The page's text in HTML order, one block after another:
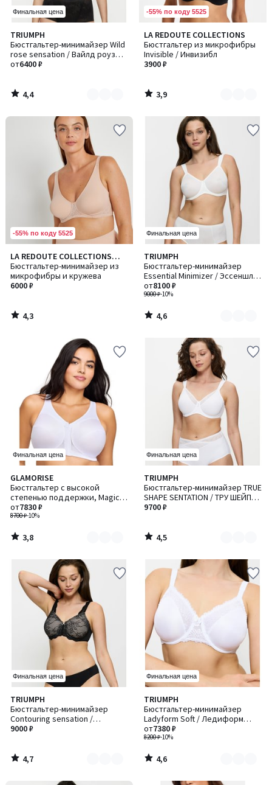
Финальная цена
TRIUMPH
Бюстгальтер-минимайзер Wild
rose sensation / Вайлд роуз
сенсейшн
от6400 ₽
4,4
/ 5
Количество
цветов:
4
4,4
/
-55% по коду 5525
LA REDOUTE COLLECTIONS
Бюстгальтер из микрофибры
Invisible / Инвизибл
3900 ₽
3,9
/ 5
Количество
цветов:
3
3,9
/
-55% по коду 5525
LA REDOUTE COLLECTIONS
PLUS
Бюстгальтер-минимайзер из
микрофибры и кружева
6000 ₽
4,3
/ 5
4,3
/
Финальная цена
TRIUMPH
Бюстгальтер-минимайзер
Essential Minimizer / Эссеншл
Минимайзер
9000 ₽-10%
от8100 ₽
4,6
/ 5
Количество
цветов:
3
4,6
/
Финальная цена
GLAMORISE
Бюстгальтер с высокой
степенью поддержки, Magic
Lift / Меджик Лифт
8700 ₽-10%
от7830 ₽
3,8
/ 5
Количество
цветов:
3
3,8
/
Финальная цена
TRIUMPH
Бюстгальтер-минимайзер TRUE
SHAPE SENTATION / ТРУ ШЕЙП
СЕНСЕЙШН
9700 ₽
4,5
/ 5
Количество
цветов:
3
4,5
/
Финальная цена
TRIUMPH
Бюстгальтер-минимайзер
Contouring sensation /
Контуринг Сенсейшн
9000 ₽
4,7
/ 5
Количество
цветов:
2
4,7
/
Финальная цена
TRIUMPH
Бюстгальтер-минимайзер
Ladyform Soft / Ледиформ
Софт
8200 ₽-10%
от7380 ₽
4,6
/ 5
Количество
цветов:
3
4,6
/